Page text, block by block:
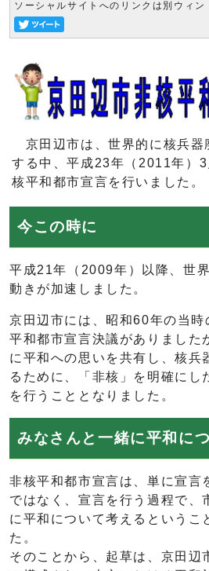
ソーシャルサイトへのリンクは別ウィン
京田辺市は、世界的に核兵器
する中、平成23年（2011年）
核平和都市宣言を行いました。
今この時に
平成21年（2009年）以降、世
動きが加速しました。
京田辺市には、昭和60年の当時
平和都市宣言決議がありました
に平和への思いを共有し、核兵
るために、「非核」を明確にし
を行うこととなりました。
みなさんと一緒に平和に
非核平和都市宣言は、単に宣言
ではなく、宣言を行う過程で、
に平和について考えるというこ
た。
そのことから、起草は、京田辺